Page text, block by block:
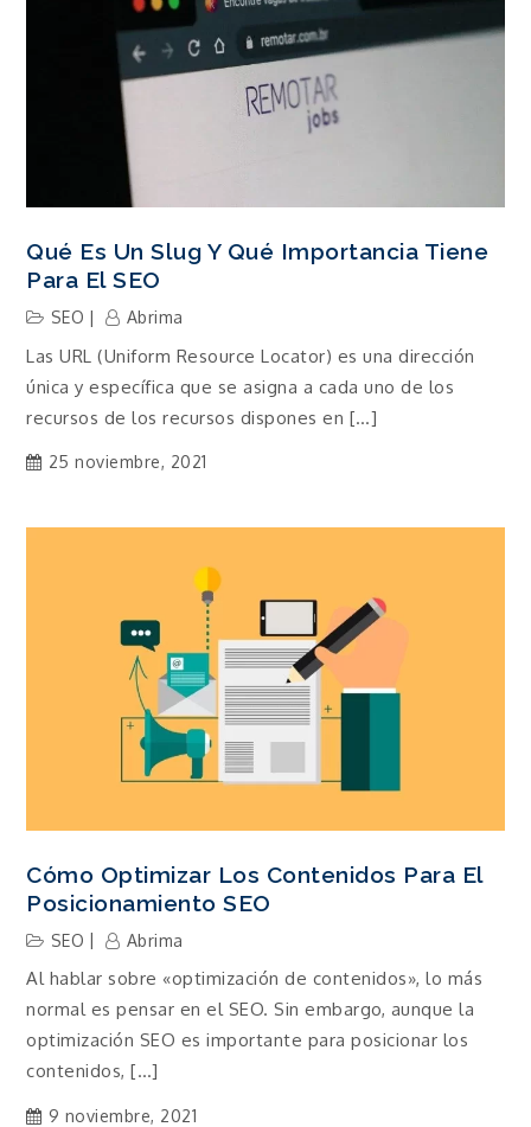
Qué Es Un Slug Y Qué Importancia Tiene
Para El SEO
SEO Abrima
Las URL (Uniform Resource Locator) es una dirección
única y específica que se asigna a cada uno de los
recursos de los recursos dispones en […]
25 noviembre, 2021
Cómo Optimizar Los Contenidos Para El
Posicionamiento SEO
SEO Abrima
Al hablar sobre «optimización de contenidos», lo más
normal es pensar en el SEO. Sin embargo, aunque la
optimización SEO es importante para posicionar los
contenidos, […]
9 noviembre, 2021